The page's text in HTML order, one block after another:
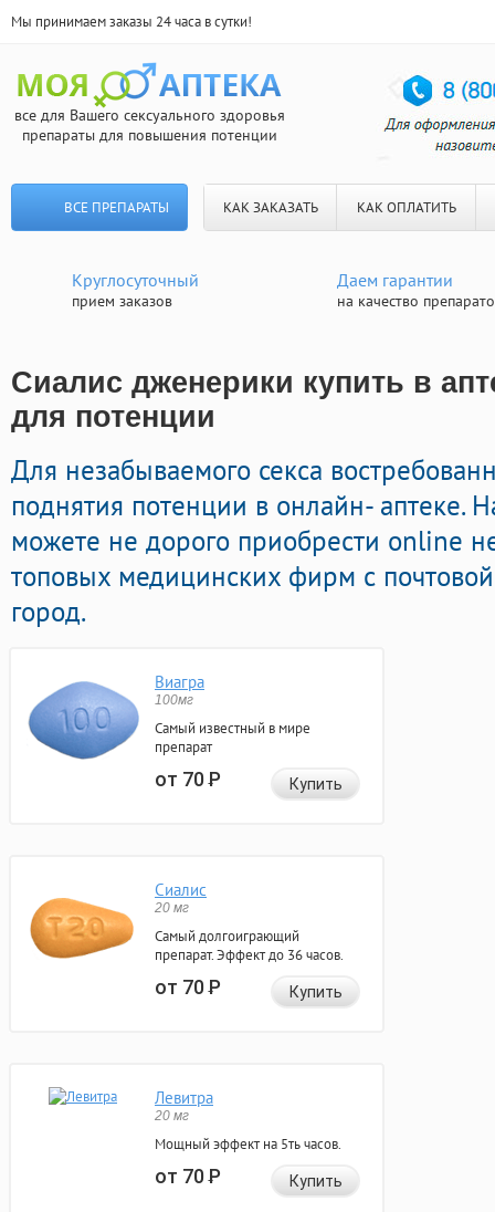
Мы принимаем заказы 24 часа в сутки!
все для Вашего сексуального здоровья
препараты для повышения потенции
ВСЕ ПРЕПАРАТЫ КАК ЗАКАЗАТЬ КАК ОПЛАТИТЬ
Круглосуточный
прием заказов
Даем гарантии
на качество
Сиалис дженерики купить в
для потенции
Для незабываемого секса
поднятия потенции в онлайн- аптеке.
можете не дорого приобрести online
топовых медицинских фирм с
город.
Виагра
100мг
Самый известный в мире
препарат
от 70Р Купить
Сиалис
20 мг
Самый долгоиграющий
препарат. Эффект до 36 часов.
от 70Р Купить
Левитра
20 мг
Мощный эффект на 5ть часов.
от 70Р Купить